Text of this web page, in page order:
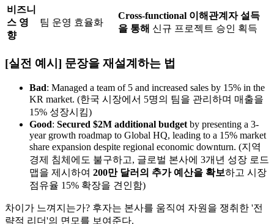
비즈니
스 영
향
팀 운영 효율화
Cross-functional 이해관계자 설득
을 통해 신규 프로젝트 승인 획득
[실전 예시] 문장을 재설계하는 법
Bad: Managed a team of 5 and increased sales by 15% in the
KR market. (한국 시장에서 5명의 팀을 관리하며 매출을
15% 성장시킴)
Good: ​ Secured $2M additional budget by presenting a 3-
year growth roadmap to Global HQ, leading to a 15% market
share expansion despite regional economic downturn. (지역
경제 침체에도 불구하고, 글로벌 본사에 3개년 성장 로드
맵을 제시하여 ​ 200만 달러의 추가 예산을 확보하고 시장
점유율 15% 확장을 견인함)
차이가 느껴지는가? 후자는 본사를 움직여 자원을 쟁취한 '전
략적 리더'의 면모를 보여준다.